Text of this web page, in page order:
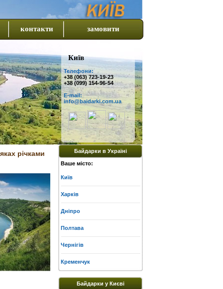
контакти замовити
Київ
Телефони:
+38 (063) 723-19-23
+38 (099) 154-96-54
E-mail:
info@baidarki.com.ua
річками Байдарки в Україні
Ваше місто:
Київ
Харків
Дніпро
Полтава
Чернігів
Кременчук
Байдарки у Києві